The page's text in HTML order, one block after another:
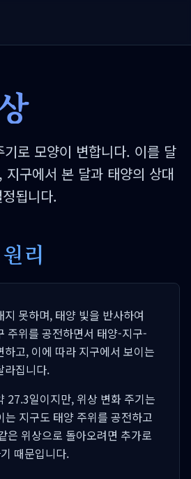
로 모양이 변합니다. 이를 달
지구에서 본 달과 태양의 상대
됩니다.
리
못하며, 태양 빛을 반사하여
주위를 공전하면서 태양-지구-
하고, 이에 따라 지구에서 보이는
라집니다.
27.3일이지만, 위상 변화 주기는
는 지구도 태양 주위를 공전하고
은 위상으로 돌아오려면 추가로
때문입니다.